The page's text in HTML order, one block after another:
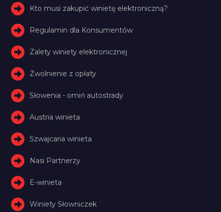
Kto musi zakupić winietę elektroniczną?
Regulamin dla Konsumentów
Zalety winiety elektronicznej
Zwolnienie z opłaty
Słowenia - omiń autostrady
Austria winieta
Szwajcaria winieta
Nasi Partnerzy
E-winieta
Winiety Słowniczek